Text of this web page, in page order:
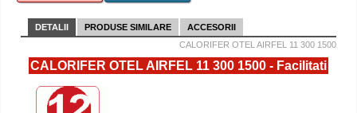
DETALII PRODUSE SIMILARE
ACCESORII
CALORIFER OTEL AIRFEL 11 300 1500
CALORIFER OTEL AIRFEL 11 300 1500 - Facilitati